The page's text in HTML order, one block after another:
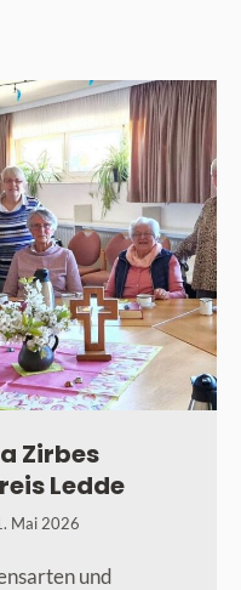
Zirbes
Ledde
Mai 2026
und